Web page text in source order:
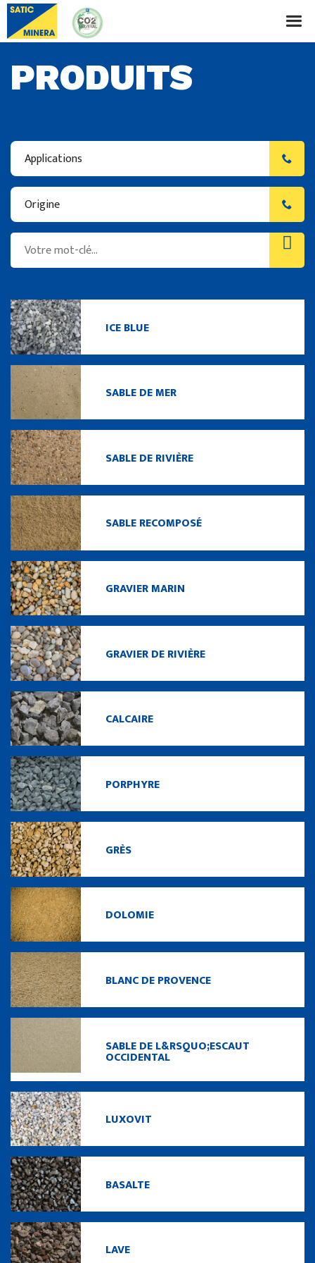
PRODUITS
ICE BLUE
SABLE DE MER
SABLE DE RIVIÈRE
SABLE RECOMPOSÉ
GRAVIER MARIN
GRAVIER DE RIVIÈRE
CALCAIRE
PORPHYRE
GRÈS
DOLOMIE
BLANC DE PROVENCE
SABLE DE L&RSQUO;ESCAUT
OCCIDENTAL
LUXOVIT
BASALTE
LAVE